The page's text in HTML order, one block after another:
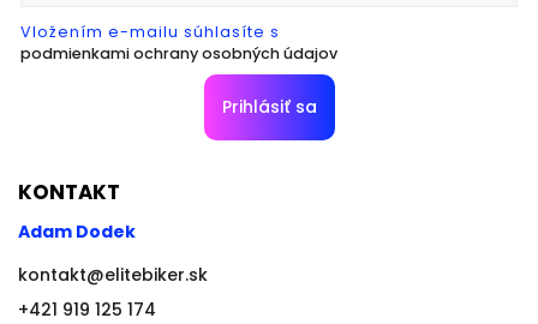
Vložením e-mailu súhlasíte s
podmienkami ochrany osobných údajov
Prihlásiť sa
KONTAKT
Adam Dodek
kontakt@elitebiker.sk
+421 919 125 174